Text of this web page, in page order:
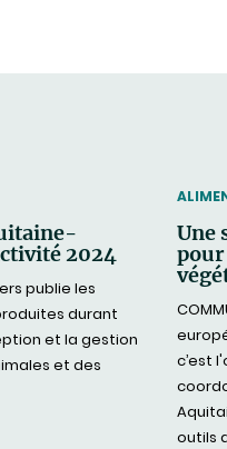
2024
publie les
durant
et la gestion
et des
Une
pour
c’est
outils